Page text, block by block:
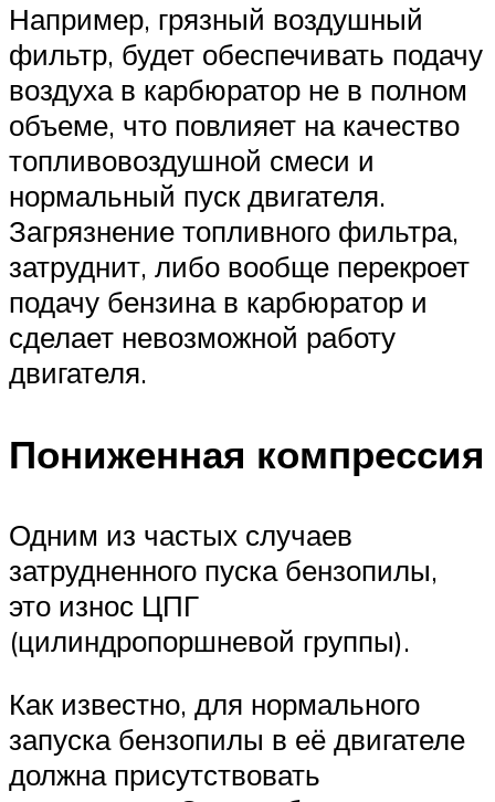
Например, грязный воздушный
фильтр, будет обеспечивать подачу
воздуха в карбюратор не в полном
объеме, что повлияет на качество
топливовоздушной смеси и
нормальный пуск двигателя.
Загрязнение топливного фильтра,
затруднит, либо вообще перекроет
подачу бензина в карбюратор и
сделает невозможной работу
двигателя.
Пониженная компрессия
Одним из частых случаев
затрудненного пуска бензопилы,
это износ ЦПГ
(цилиндропоршневой группы).
Как известно, для нормального
запуска бензопилы в её двигателе
должна присутствовать